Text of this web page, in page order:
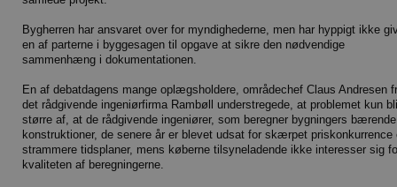
Bygherren har ansvaret over for myndighederne, men har hyppigt ikke
en af parterne i byggesagen til opgave at sikre den nødvendige
sammenhæng i dokumentationen.
En af debatdagens mange oplægsholdere, områdechef Claus Andresen
det rådgivende ingeniørfirma Rambøll understregede, at problemet kun
større af, at de rådgivende ingeniører, som beregner bygningers bærende
konstruktioner, de senere år er blevet udsat for skærpet priskonkurrence
strammere tidsplaner, mens køberne tilsyneladende ikke interesser sig
kvaliteten af beregningerne.